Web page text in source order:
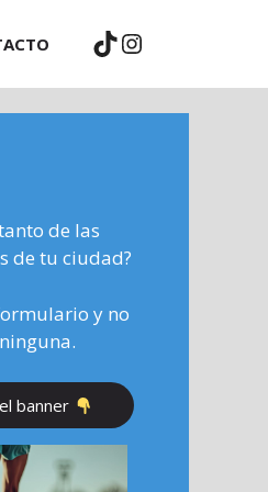
TikTok
Instagram
de las
de tu ciudad?
y no
banner